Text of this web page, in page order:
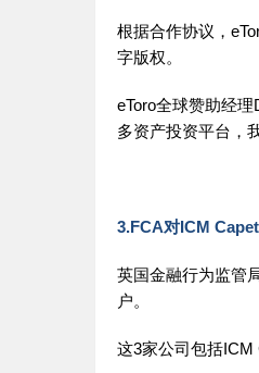
根据合作协议，
字版权。
eToro全球赞助经
多资产投资平台，
3.FCA对ICM
英国金融行为监管
户。
这3家公司包括ICM